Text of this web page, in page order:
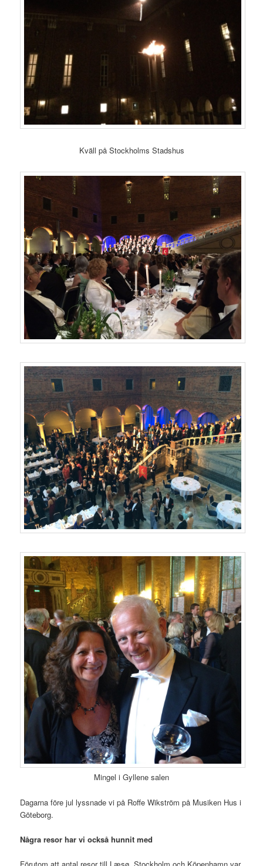
Kväll på Stockholms Stadshus
Mingel i Gyllene salen
Dagarna före jul lyssnade vi på Roffe Wikström på Musiken Hus i
Göteborg.
Några resor har vi också hunnit med